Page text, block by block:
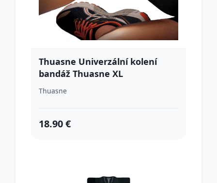
Thuasne Univerzální kolení
bandáž Thuasne XL
Thuasne
18.90 €